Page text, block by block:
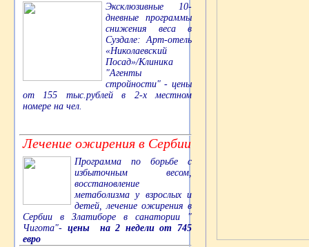
Эксклюзивные 10-
дневные программы
снижения веса в
Суздале: Арт-отель
«Николаевский
Посад»/Клиника
"Агенты
стройности" - цены
от 155 тыс.рублей в 2-х местном
номере на чел.
Лечение ожирения в Сербии
Программа по борьбе с
избыточным весом,
восстановление
метаболизма у взрослых и
детей, лечение ожирения в
Сербии в Златиборе в санатории "
Чигота"- цены на 2 недели от 745
евро